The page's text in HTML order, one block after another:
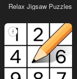
Relax Jigsaw Puzzles